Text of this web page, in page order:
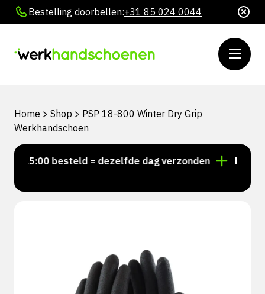
Bestelling doorbellen:+31 85 024 0044
Home > Shop > PSP 18-800 Winter Dry Grip
Werkhandschoen
15:00 besteld = dezelfde dag verzonden